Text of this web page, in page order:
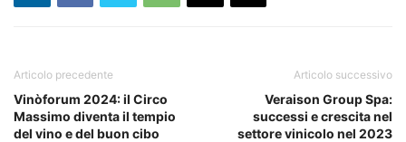
Articolo precedente
Vinòforum 2024: il Circo
Massimo diventa il tempio
del vino e del buon cibo
Articolo successivo
Veraison Group Spa:
successi e crescita nel
settore vinicolo nel 2023